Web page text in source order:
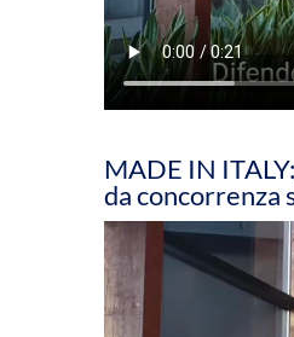
MADE IN
da concorrenza